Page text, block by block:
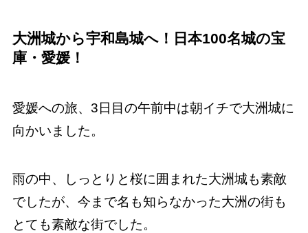
大洲城から宇和島城へ！日本100名城の宝
庫・愛媛！
愛媛への旅、3日目の午前中は朝イチで大洲城に
向かいました。
雨の中、しっとりと桜に囲まれた大洲城も素敵
でしたが、今まで名も知らなかった大洲の街も
とても素敵な街でした。